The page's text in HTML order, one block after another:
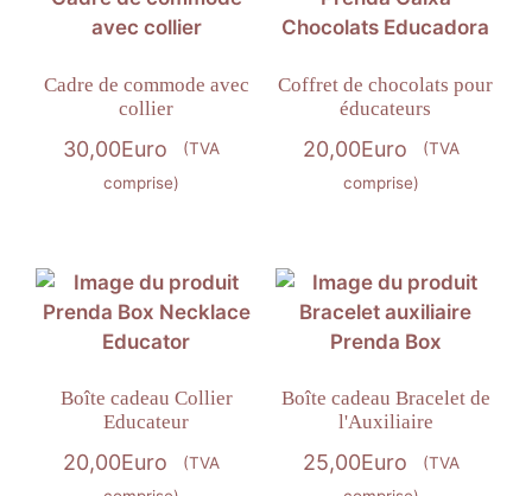
Cadre de commode avec
collier
30,00Euro
(TVA
comprise)
Coffret de chocolats pour
éducateurs
20,00Euro
(TVA
comprise)
Boîte cadeau Collier
Educateur
20,00Euro
(TVA
Boîte cadeau Bracelet de
l'Auxiliaire
25,00Euro
(TVA